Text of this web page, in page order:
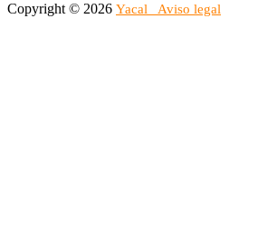
Copyright © 2026 Yacal Aviso legal